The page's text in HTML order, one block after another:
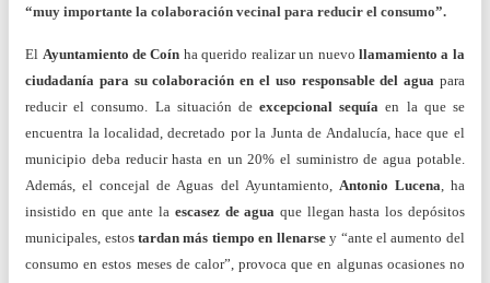
“muy importante la colaboración vecinal para reducir el consumo”.
El Ayuntamiento de Coín ha querido realizar un nuevo llamamiento a la
ciudadanía para su colaboración en el uso responsable del agua para
reducir el consumo. La situación deexcepcional sequíaen la que se
encuentra la localidad, decretado por la Junta de Andalucía, hace que el
municipio deba reducir hasta en un 20% el suministro de agua potable.
Además, el concejal de Aguas del Ayuntamiento, Antonio Lucena , ha
insistido en que ante la escasez de agua que llegan hasta los depósitos
municipales, estostardan más tiempo en llenarsey “ante el aumento del
consumo en estos meses de calor”, provoca que en algunas ocasiones no